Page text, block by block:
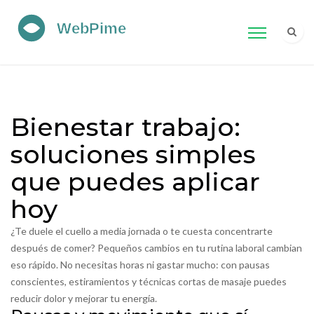
Bienestar trabajo:
soluciones simples
que puedes aplicar
hoy
¿Te duele el cuello a media jornada o te cuesta concentrarte
después de comer? Pequeños cambios en tu rutina laboral cambian
eso rápido. No necesitas horas ni gastar mucho: con pausas
conscientes, estiramientos y técnicas cortas de masaje puedes
reducir dolor y mejorar tu energía.